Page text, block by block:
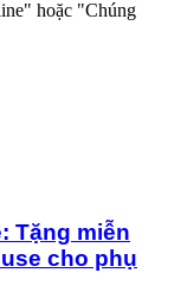
hoặc "Chúng
phí ứng dụng STEM
Tặng miễn
cho phụ